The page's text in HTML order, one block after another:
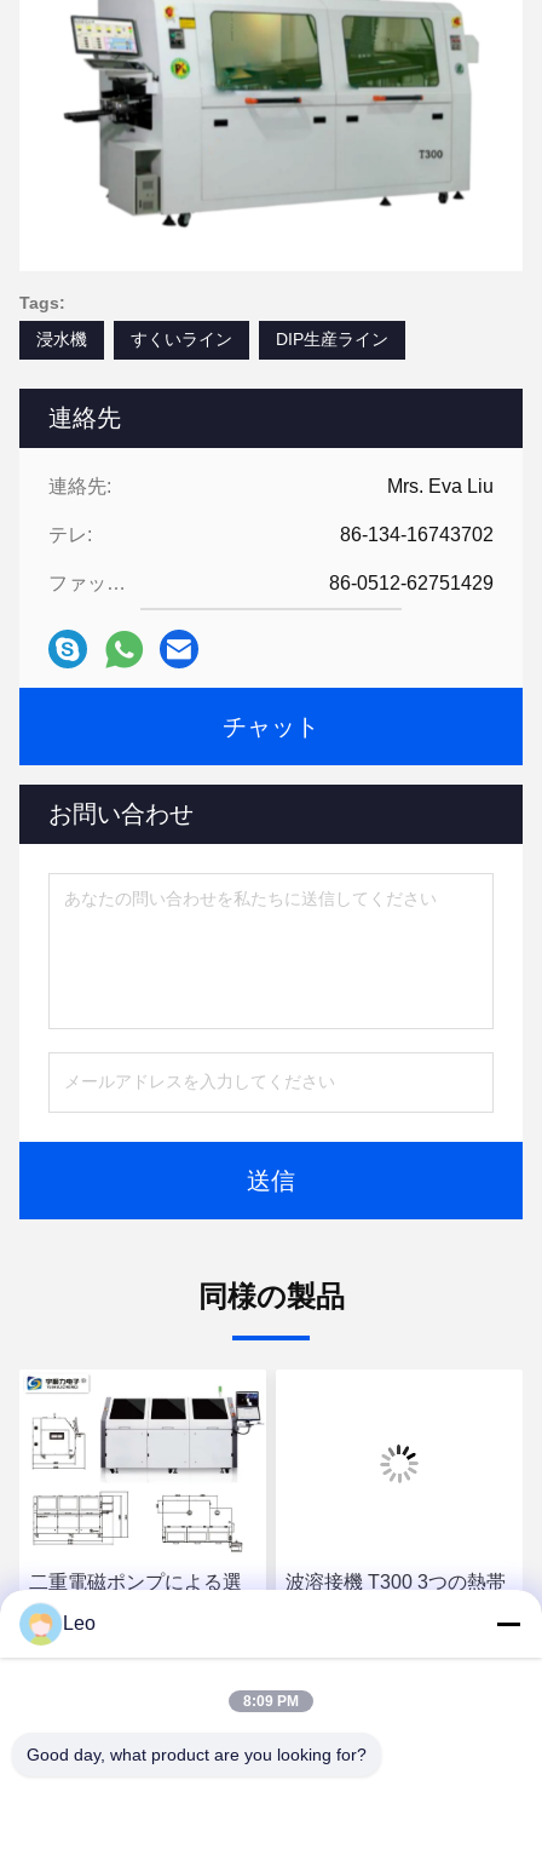
連絡先
連絡先: Mrs. Eva Liu
テレ: 86-134-16743702
ファックス: 86-0512-62751429
チャット
お問い合わせ
送信
Tags:
浸水機
すくいライン DIP生産ライン
同様の製品
二重電磁ポンプによる選
択波溶接
最高の価格を入手
波溶接機 T300 3つの熱帯
Leo
8:09 PM
Good day, what product are you looking for?